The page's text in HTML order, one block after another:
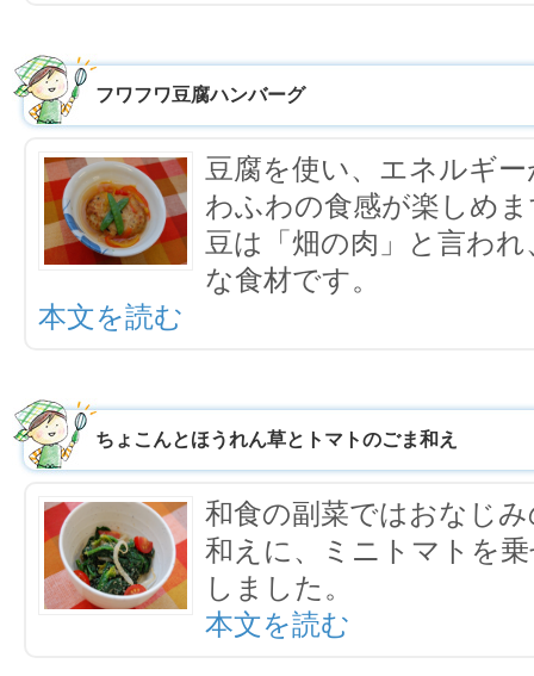
フワフワ豆腐ハンバーグ
豆腐を使い、エネルギ
わふわの食感が楽しめ
豆は「畑の肉」と言わ
な食材です。
本文を読む
ちょこんとほうれん草とトマトのごま和え
和食の副菜ではおなじ
和えに、ミニトマトを
しました。
本文を読む